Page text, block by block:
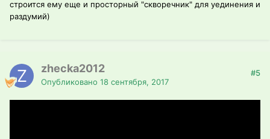
строится ему еще и просторный "скворечник" для уединения и
раздумий)
zhecka2012
Опубликовано 18 сентября, 2017
#5